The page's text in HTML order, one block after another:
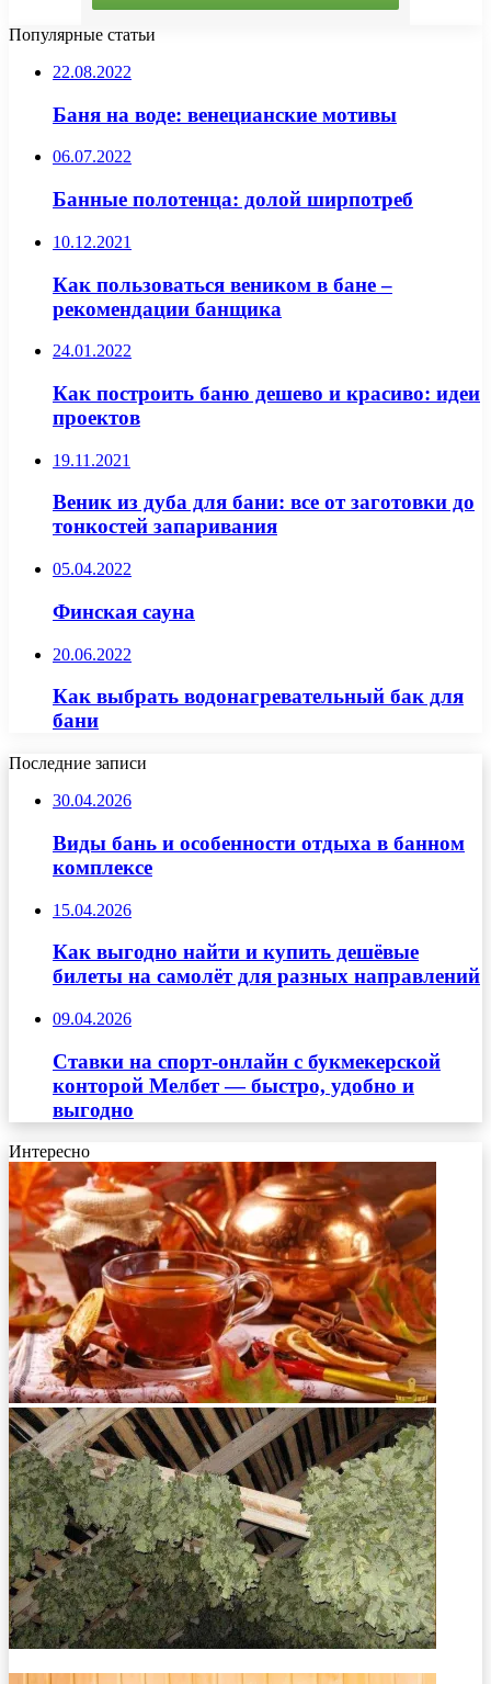
Популярные статьи
22.08.2022
Баня на воде: венецианские мотивы
06.07.2022
Банные полотенца: долой ширпотреб
10.12.2021
Как пользоваться веником в бане –
рекомендации банщика
24.01.2022
Как построить баню дешево и красиво: идеи
проектов
19.11.2021
Веник из дуба для бани: все от заготовки до
тонкостей запаривания
05.04.2022
Финская сауна
20.06.2022
Как выбрать водонагревательный бак для
бани
Последние записи
30.04.2026
Виды бань и особенности отдыха в банном
комплексе
15.04.2026
Как выгодно найти и купить дешёвые
билеты на самолёт для разных направлений
09.04.2026
Ставки на спорт-онлайн с букмекерской
конторой Мелбет — быстро, удобно и
выгодно
Интересно